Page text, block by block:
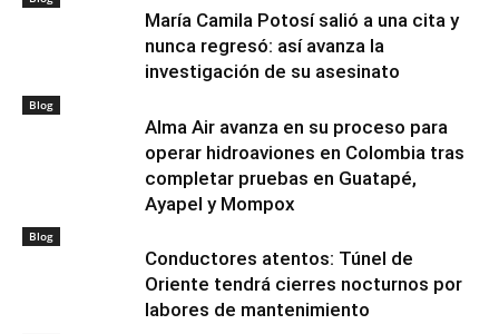
María Camila Potosí salió a una cita y
nunca regresó: así avanza la
investigación de su asesinato
Blog
Alma Air avanza en su proceso para
operar hidroaviones en Colombia tras
completar pruebas en Guatapé,
Ayapel y Mompox
Blog
Conductores atentos: Túnel de
Oriente tendrá cierres nocturnos por
labores de mantenimiento